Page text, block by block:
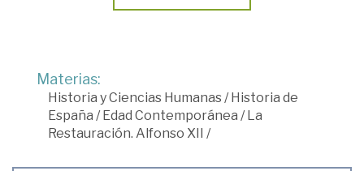
Materias:
Historia y Ciencias Humanas/Historia de
España /Edad Contemporánea /La
Restauración. Alfonso XII /